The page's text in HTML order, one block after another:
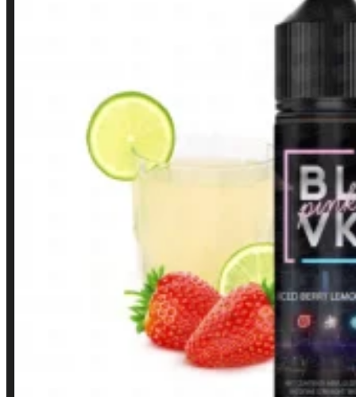
Minha conta
Finalização de compra
Política de Privacidade
Política de Frete e Pagamento
Política de Garantia, Reembolso e Devolução